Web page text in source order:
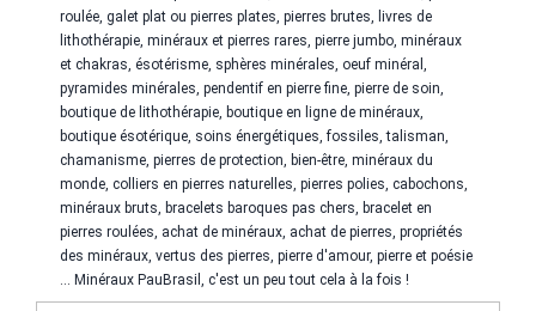
roulée, galet plat ou pierres plates, pierres brutes, livres de
lithothérapie, minéraux et pierres rares, pierre jumbo, minéraux
et chakras, ésotérisme, sphères minérales, oeuf minéral,
pyramides minérales, pendentif en pierre fine, pierre de soin,
boutique de lithothérapie, boutique en ligne de minéraux,
boutique ésotérique, soins énergétiques, fossiles, talisman,
chamanisme, pierres de protection, bien-être, minéraux du
monde, colliers en pierres naturelles, pierres polies, cabochons,
minéraux bruts, bracelets baroques pas chers, bracelet en
pierres roulées, achat de minéraux, achat de pierres, propriétés
des minéraux, vertus des pierres, pierre d'amour, pierre et poésie
... Minéraux PauBrasil, c'est un peu tout cela à la fois !